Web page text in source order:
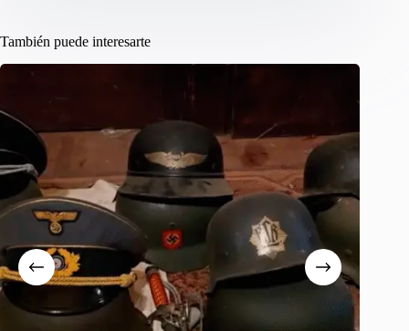
También puede interesarte